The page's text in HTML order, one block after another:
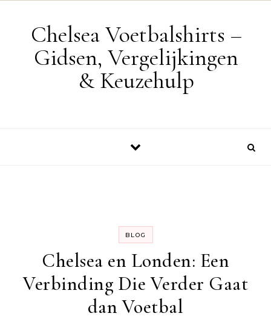
Chelsea Voetbalshirts –
Gidsen, Vergelijkingen
& Keuzehulp
BLOG
Chelsea en Londen: Een
Verbinding Die Verder Gaat
dan Voetbal